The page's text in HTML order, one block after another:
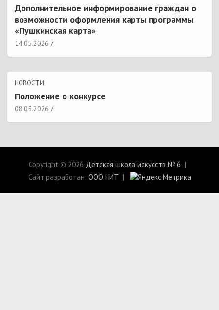
Дополнительное информирование граждан о
возможности оформления карты программы
«Пушкинская карта»
14.05.2026
НОВОСТИ
Положение о конкурсе
08.05.2026
Copyright © 2026 Детская школа искусств № 6
Сайт разработан: ООО НИТ